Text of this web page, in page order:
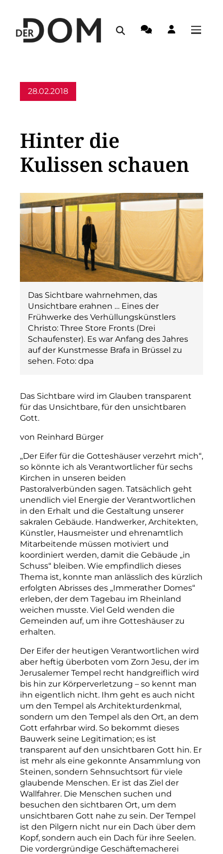
28.02.2018
Hinter die
Kulissen schauen
Das Sichtbare wahrnehmen, das
Unsichtbare erahnen … Eines der
Frühwerke des Verhüllungskünstlers
Christo: Three Store Fronts (Drei
Schaufenster). Es war Anfang des Jahres
auf der Kunstmesse Brafa in Brüssel zu
sehen. Foto: dpa
Das Sichtbare wird im Glauben transparent
für das Unsichtbare, für den unsichtbaren
Gott.
von Reinhard Bürger
„Der Eifer für die Gotteshäuser verzehrt mich“,
so könnte ich als Verantwortlicher für sechs
Kirchen in unseren beiden
Pastoralverbünden sagen. Tatsächlich geht
unendlich viel Energie der Verantwortlichen
in den Erhalt und die Gestaltung unserer
sakralen Gebäude. Handwerker, Architekten,
Künstler, Hausmeister und ehrenamtlich
Mitarbeitende müssen motiviert und
koordiniert werden, damit die Gebäude „in
Schuss“ bleiben. Wie empfindlich dieses
Thema ist, konnte man anlässlich des kürzlich
erfolgten Abrisses des „Immerather Domes“
erleben, der dem Tagebau im Rheinland
weichen musste. Viel Geld wenden die
Gemeinden auf, um ihre Gotteshäuser zu
erhalten.
Der Eifer der heutigen Verantwortlichen wird
aber heftig überboten vom Zorn Jesu, der im
Jerusalemer Tempel recht handgreiflich wird
bis hin zur Körperverletzung – so kennt man
ihn eigentlich nicht. Ihm geht es auch nicht
um den Tempel als Architekturdenkmal,
sondern um den Tempel als den Ort, an dem
Gott erfahrbar wird. So bekommt dieses
Bauwerk seine Legitimation; es ist
transparent auf den unsichtbaren Gott hin. Er
ist mehr als eine gekonnte Ansammlung von
Steinen, sondern Sehnsuchtsort für viele
glaubende Menschen. Er ist das Ziel der
Wallfahrer. Die Menschen suchen und
besuchen den sichtbaren Ort, um dem
unsichtbaren Gott nahe zu sein. Der Tempel
ist den Pilgern nicht nur ein Dach über dem
Kopf, sondern auch ein Dach für ihre Seelen.
Die vordergründige Geschäftemacherei